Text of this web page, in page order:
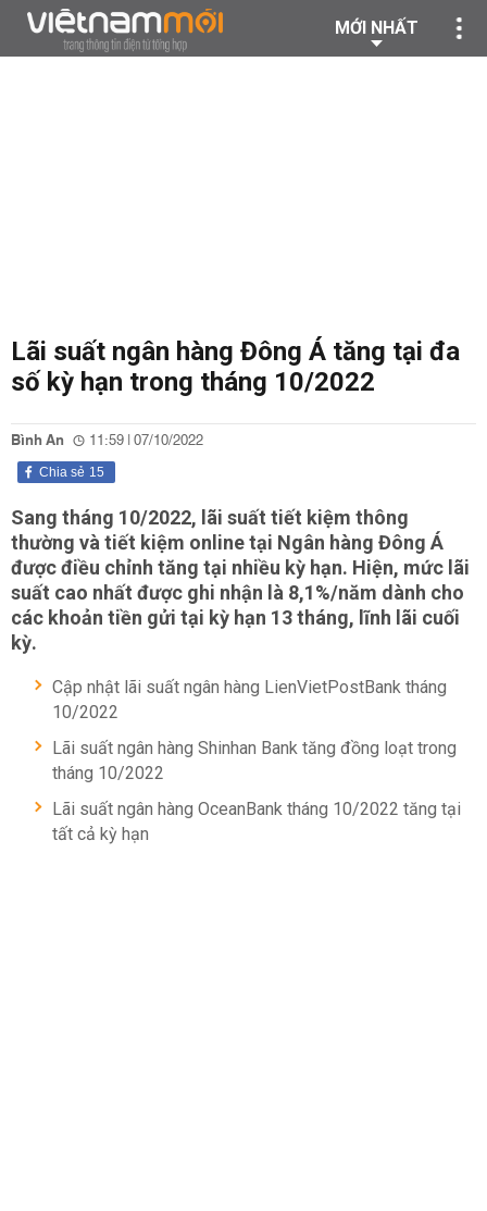
MỚI NHẤT
Lãi suất ngân hàng Đông Á tăng tại đa
số kỳ hạn trong tháng 10/2022
Bình An 11:59 | 07/10/2022
15
Chia sẻ
Sang tháng 10/2022, lãi suất tiết kiệm thông
thường và tiết kiệm online tại Ngân hàng Đông Á
được điều chỉnh tăng tại nhiều kỳ hạn. Hiện, mức lãi
suất cao nhất được ghi nhận là 8,1%/năm dành cho
các khoản tiền gửi tại kỳ hạn 13 tháng, lĩnh lãi cuối
kỳ.
Cập nhật lãi suất ngân hàng LienVietPostBank tháng
10/2022
Lãi suất ngân hàng Shinhan Bank tăng đồng loạt trong
tháng 10/2022
Lãi suất ngân hàng OceanBank tháng 10/2022 tăng tại
tất cả kỳ hạn